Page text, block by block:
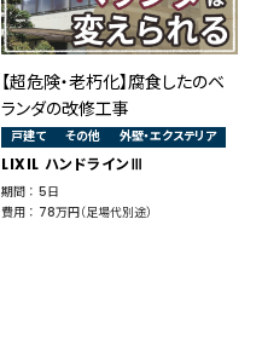
【超危険・老朽化】腐食したのベ
ランダの改修工事
戸建て その他 外壁・エクステリア
LIXIL ハンドラインⅢ
期間 ： 5日
費用 ： 78万円（足場代別途）